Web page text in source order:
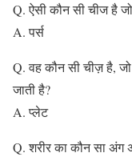
Q. ऐसी कौन सी चीज है
A. पर्स
Q. वह कौन सी चीज़ है,‌
जाती है?
A. प्लेट
Q. शरीर का कौन सा अंग